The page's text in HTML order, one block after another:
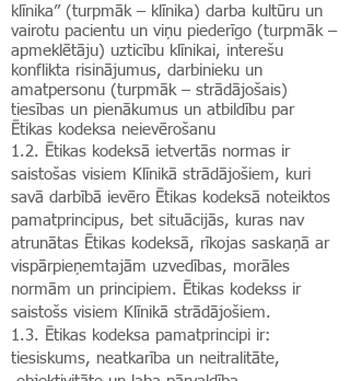
klīnika” (turpmāk – klīnika) darba kultūru un
vairotu pacientu un viņu piederīgo (turpmāk –
apmeklētāju) uzticību klīnikai, interešu
konflikta risinājumus, darbinieku un
amatpersonu (turpmāk – strādājošais)
tiesības un pienākumus un atbildību par
Ētikas kodeksa neievērošanu
1.2. Ētikas kodeksā ietvertās normas ir
saistošas visiem Klīnikā strādājošiem, kuri
savā darbībā ievēro Ētikas kodeksā noteiktos
pamatprincipus, bet situācijās, kuras nav
atrunātas Ētikas kodeksā, rīkojas saskaņā ar
vispārpieņemtajām uzvedības, morāles
normām un principiem. Ētikas kodekss ir
saistošs visiem Klīnikā strādājošiem.
1.3. Ētikas kodeksa pamatprincipi ir:
tiesiskums, neatkarība un neitralitāte,